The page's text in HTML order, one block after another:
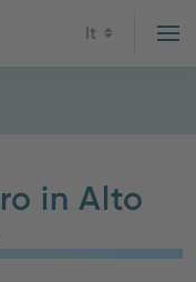
It
in Alto